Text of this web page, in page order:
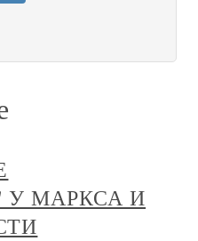
У МАРКСА И